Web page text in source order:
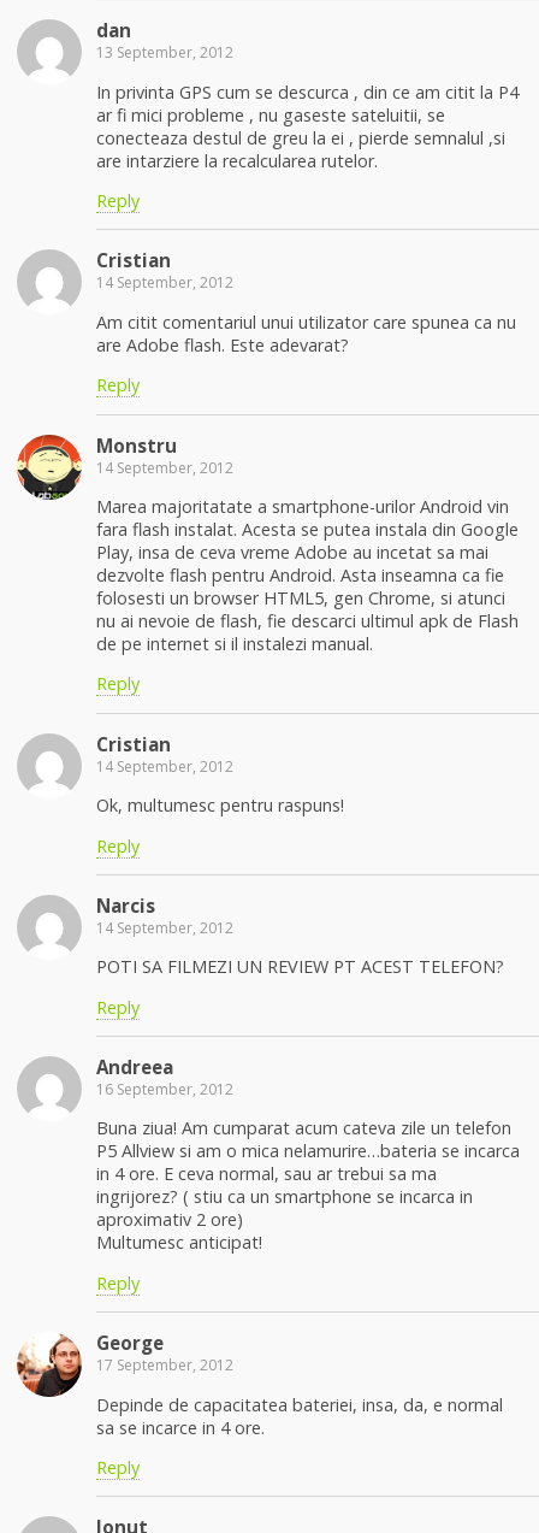
dan
13 September, 2012
In privinta GPS cum se descurca , din ce am citit la P4
ar fi mici probleme , nu gaseste sateluitii, se
conecteaza destul de greu la ei , pierde semnalul ,si
are intarziere la recalcularea rutelor.
Reply
Cristian
14 September, 2012
Am citit comentariul unui utilizator care spunea ca nu
are Adobe flash. Este adevarat?
Reply
Monstru
14 September, 2012
Marea majoritatate a smartphone-urilor Android vin
fara flash instalat. Acesta se putea instala din Google
Play, insa de ceva vreme Adobe au incetat sa mai
dezvolte flash pentru Android. Asta inseamna ca fie
folosesti un browser HTML5, gen Chrome, si atunci
nu ai nevoie de flash, fie descarci ultimul apk de Flash
de pe internet si il instalezi manual.
Reply
Cristian
14 September, 2012
Ok, multumesc pentru raspuns!
Reply
Narcis
14 September, 2012
POTI SA FILMEZI UN REVIEW PT ACEST TELEFON?
Reply
Andreea
16 September, 2012
Buna ziua! Am cumparat acum cateva zile un telefon
P5 Allview si am o mica nelamurire…bateria se incarca
in 4 ore. E ceva normal, sau ar trebui sa ma
ingrijorez? ( stiu ca un smartphone se incarca in
aproximativ 2 ore)
Multumesc anticipat!
Reply
George
17 September, 2012
Depinde de capacitatea bateriei, insa, da, e normal
sa se incarce in 4 ore.
Reply
Ionut